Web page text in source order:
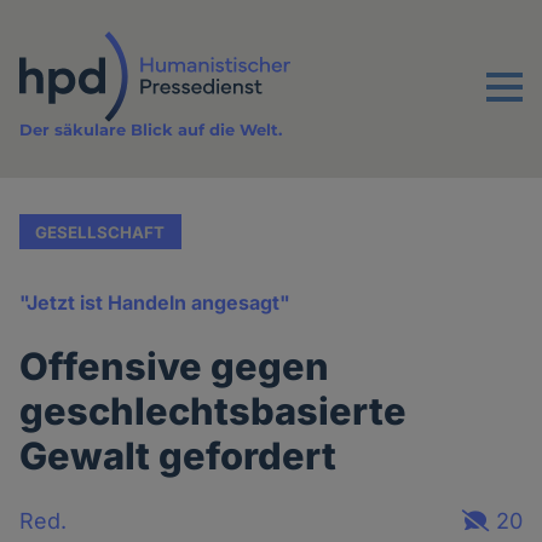
Inhalt
Menu
Der säkulare Blick auf die Welt.
GESELLSCHAFT
"Jetzt ist Handeln angesagt"
Offensive gegen
geschlechtsbasierte
Gewalt gefordert
Red.
20